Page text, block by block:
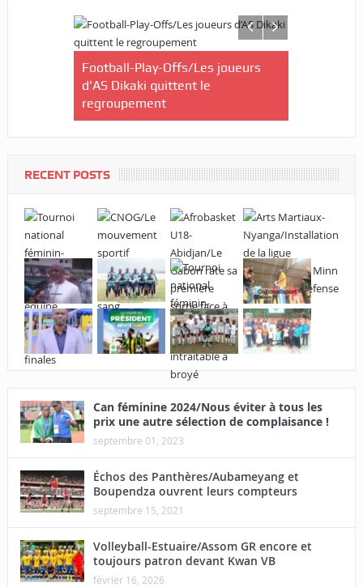
Football-Play-Offs/Les joueurs
d’AS Dikaki quittent le
regroupement
RECENT POSTS
Can féminine 2024/Nous éviter à tous les
prix une autre sélection de complaisance !
septembre 01, 2023
Échos des Panthères/Aubameyang et
Boupendza ouvrent leurs compteurs
septembre 15, 2021
Volleyball-Estuaire/Assom GR encore et
toujours patron devant Kwan VB
février 16, 2026